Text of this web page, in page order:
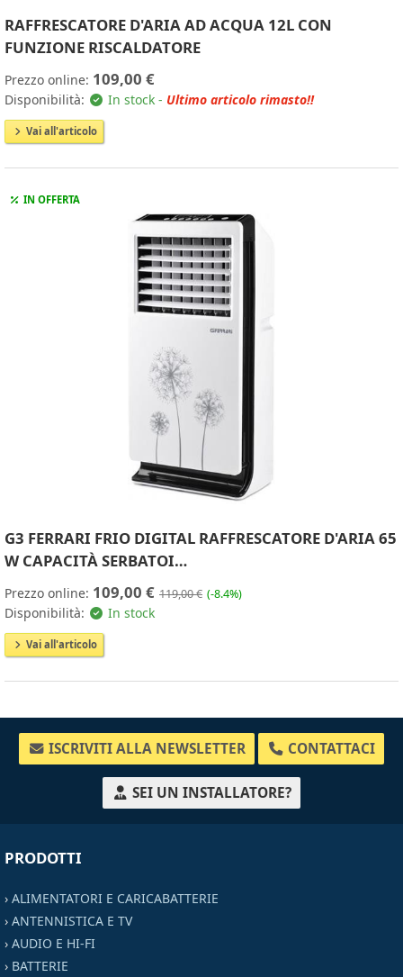
RAFFRESCATORE D'ARIA AD ACQUA 12L CON
FUNZIONE RISCALDATORE
Prezzo online: 109,00 €
Disponibilità: In stock - Ultimo articolo rimasto!!
Vai all'articolo
IN OFFERTA
G3 FERRARI FRIO DIGITAL RAFFRESCATORE D'ARIA 65
W CAPACITÀ SERBATOI…
Prezzo online: 109,00 € 119,00 € (-8.4%)
Disponibilità: In stock
Vai all'articolo
ISCRIVITI ALLA NEWSLETTER CONTATTACI
SEI UN INSTALLATORE?
PRODOTTI
› ALIMENTATORI E CARICABATTERIE
› ANTENNISTICA E TV
› AUDIO E HI-FI
› BATTERIE